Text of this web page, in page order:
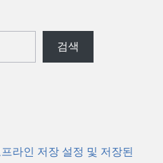
검색
라인 저장 설정 및 저장된